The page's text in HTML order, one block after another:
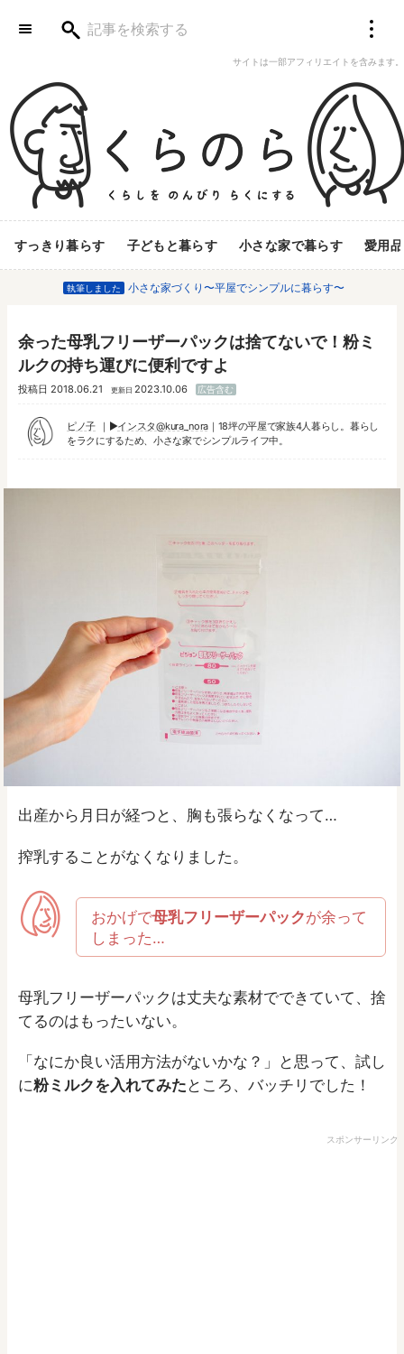
サイトは一部アフィリエイトを含みます。
すっきり暮らす 子どもと暮らす 小さな家で暮らす 愛用品
執筆しました 小さな家づくり〜平屋でシンプルに暮らす〜
余った母乳フリーザーパックは捨てないで！粉ミ
ルクの持ち運びに便利ですよ
投稿日 2018.06.21 更新日 2023.10.06 広告含む
ピノ子 ▶︎インスタ@kura_nora｜18坪の平屋で家族4人暮らし。暮らし
をラクにするため、小さな家でシンプルライフ中。
出産から月日が経つと、胸も張らなくなって…
搾乳することがなくなりました。
おかげで母乳フリーザーパックが余って
しまった…
母乳フリーザーパックは丈夫な素材でできていて、捨
てるのはもったいない。
「なにか良い活用方法がないかな？」と思って、試し
に粉ミルクを入れてみた ところ、バッチリでした！
スポンサーリンク